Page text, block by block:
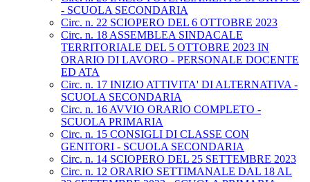
- SCUOLA SECONDARIA
Circ. n. 22 SCIOPERO DEL 6 OTTOBRE 2023
Circ. n. 18 ASSEMBLEA SINDACALE
TERRITORIALE DEL 5 OTTOBRE 2023 IN
ORARIO DI LAVORO - PERSONALE DOCENTE
ED ATA
Circ. n. 17 INIZIO ATTIVITA' DI ALTERNATIVA -
SCUOLA SECONDARIA
Circ. n. 16 AVVIO ORARIO COMPLETO -
SCUOLA PRIMARIA
Circ. n. 15 CONSIGLI DI CLASSE CON
GENITORI - SCUOLA SECONDARIA
Circ. n. 14 SCIOPERO DEL 25 SETTEMBRE 2023
Circ. n. 12 ORARIO SETTIMANALE DAL 18 AL